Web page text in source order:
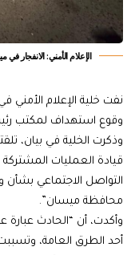
الإعلام الأمني: الانفجار
نفت خلية الإعلام الأمني
وقوع استهداف لمكتب
وذكرت الخلية في بيان،
قيادة العمليات
التواصل الاجتماعي
محافظة ميسان”.
وأكدت، أن “الحادث
أحد الطرق العامة،